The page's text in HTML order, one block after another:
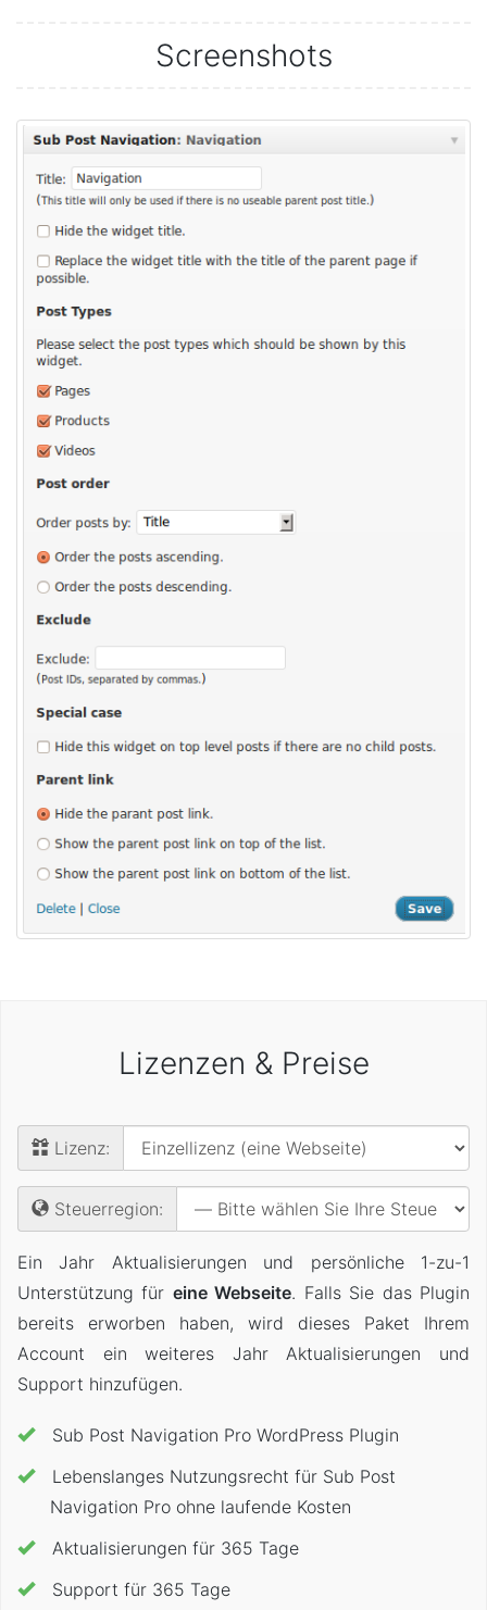
Screenshots
Lizenzen & Preise
Lizenz:
Steuerregion:
Ein Jahr Aktualisierungen und persönliche 1-zu-1
Unterstützung für eine Webseite. Falls Sie das Plugin
bereits erworben haben, wird dieses Paket Ihrem
Account ein weiteres Jahr Aktualisierungen und
Support hinzufügen.
Sub Post Navigation Pro WordPress Plugin
Lebenslanges Nutzungsrecht für Sub Post
Navigation Pro ohne laufende Kosten
Aktualisierungen für 365 Tage
Support für 365 Tage